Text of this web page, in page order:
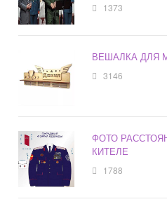
1373
ВЕШАЛКА ДЛЯ
3146
ФОТО
КИТЕЛЕ
1788